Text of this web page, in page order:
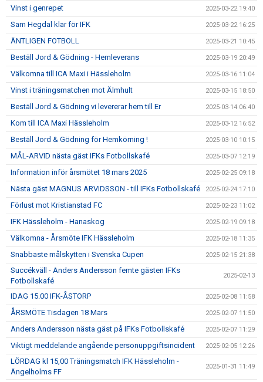
Vinst i genrepet 2025-03-22 19:40
Sam Hegdal klar för IFK 2025-03-22 16:25
ÄNTLIGEN FOTBOLL 2025-03-21 10:45
Beställ Jord & Gödning - Hemleverans 2025-03-19 20:49
Välkomna till ICA Maxi i Hässleholm 2025-03-16 11:04
Vinst i träningsmatchen mot Älmhult 2025-03-15 18:50
Beställ Jord & Gödning vi levererar hem till Er 2025-03-14 06:40
Kom till ICA Maxi Hässleholm 2025-03-12 16:52
Beställ Jord & Gödning för Hemkörning ! 2025-03-10 10:15
MÅL-ARVID nästa gäst IFKs Fotbollskafé 2025-03-07 12:19
Information inför årsmötet 18 mars 2025 2025-02-25 09:18
Nästa gäst MAGNUS ARVIDSSON - till IFKs Fotbollskafé 2025-02-24 17:10
Förlust mot Kristianstad FC 2025-02-23 11:02
IFK Hässleholm - Hanaskog 2025-02-19 09:18
Välkomna - Årsmöte IFK Hässleholm 2025-02-18 11:35
Snabbaste målskytten i Svenska Cupen 2025-02-15 21:38
Succékväll - Anders Andersson femte gästen IFKs
Fotbollskafé
2025-02-13
IDAG 15.00 IFK-ÅSTORP 2025-02-08 11:58
ÅRSMÖTE Tisdagen 18 Mars 2025-02-07 11:50
Anders Andersson nästa gäst på IFKs Fotbollskafé 2025-02-07 11:29
Viktigt meddelande angående personuppgiftsincident 2025-02-05 12:26
LÖRDAG kl 15,00 Träningsmatch IFK Hässleholm -
Ängelholms FF
2025-01-31 11:49